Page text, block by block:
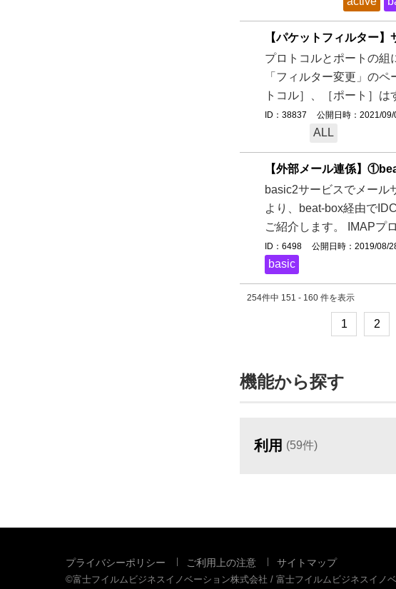
【パケットフィルター
プロトコルとポートの組
「フィルター変更」の
トコル］、［ポート］
ID：38837
公開日時：2021/09/
ALL
【外部メール連係】
basic2サービスでメール
より、beat-box経由で
ご紹介します。 IMAPプ
ID：6498
公開日時：2019/08/
basic
254件中 151 - 160 件を表示
1 2
機能から探す
利用 (59件)
プライバシーポリシー ご利用上の注意 サイトマップ
©富士フイルムビジネスイノベーション株式会社 / 富士フイルムビジネスイノ